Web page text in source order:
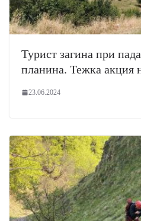
Турист загина при
планина. Тежка акция
23.06.2024